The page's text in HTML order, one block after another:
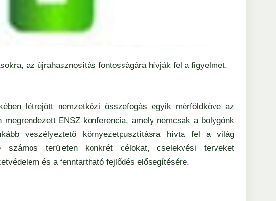
az újrahasznosítás fontosságára hívják fel a figyelmet.
létrejött nemzetközi összefogás egyik mérföldköve az
megrendezett ENSZ konferencia, amely nemcsak a bolygónk
veszélyeztető környezetpusztításra hívta fel a világ
számos területen konkrét célokat, cselekvési terveket
és a fenntartható fejlődés elősegítésére.